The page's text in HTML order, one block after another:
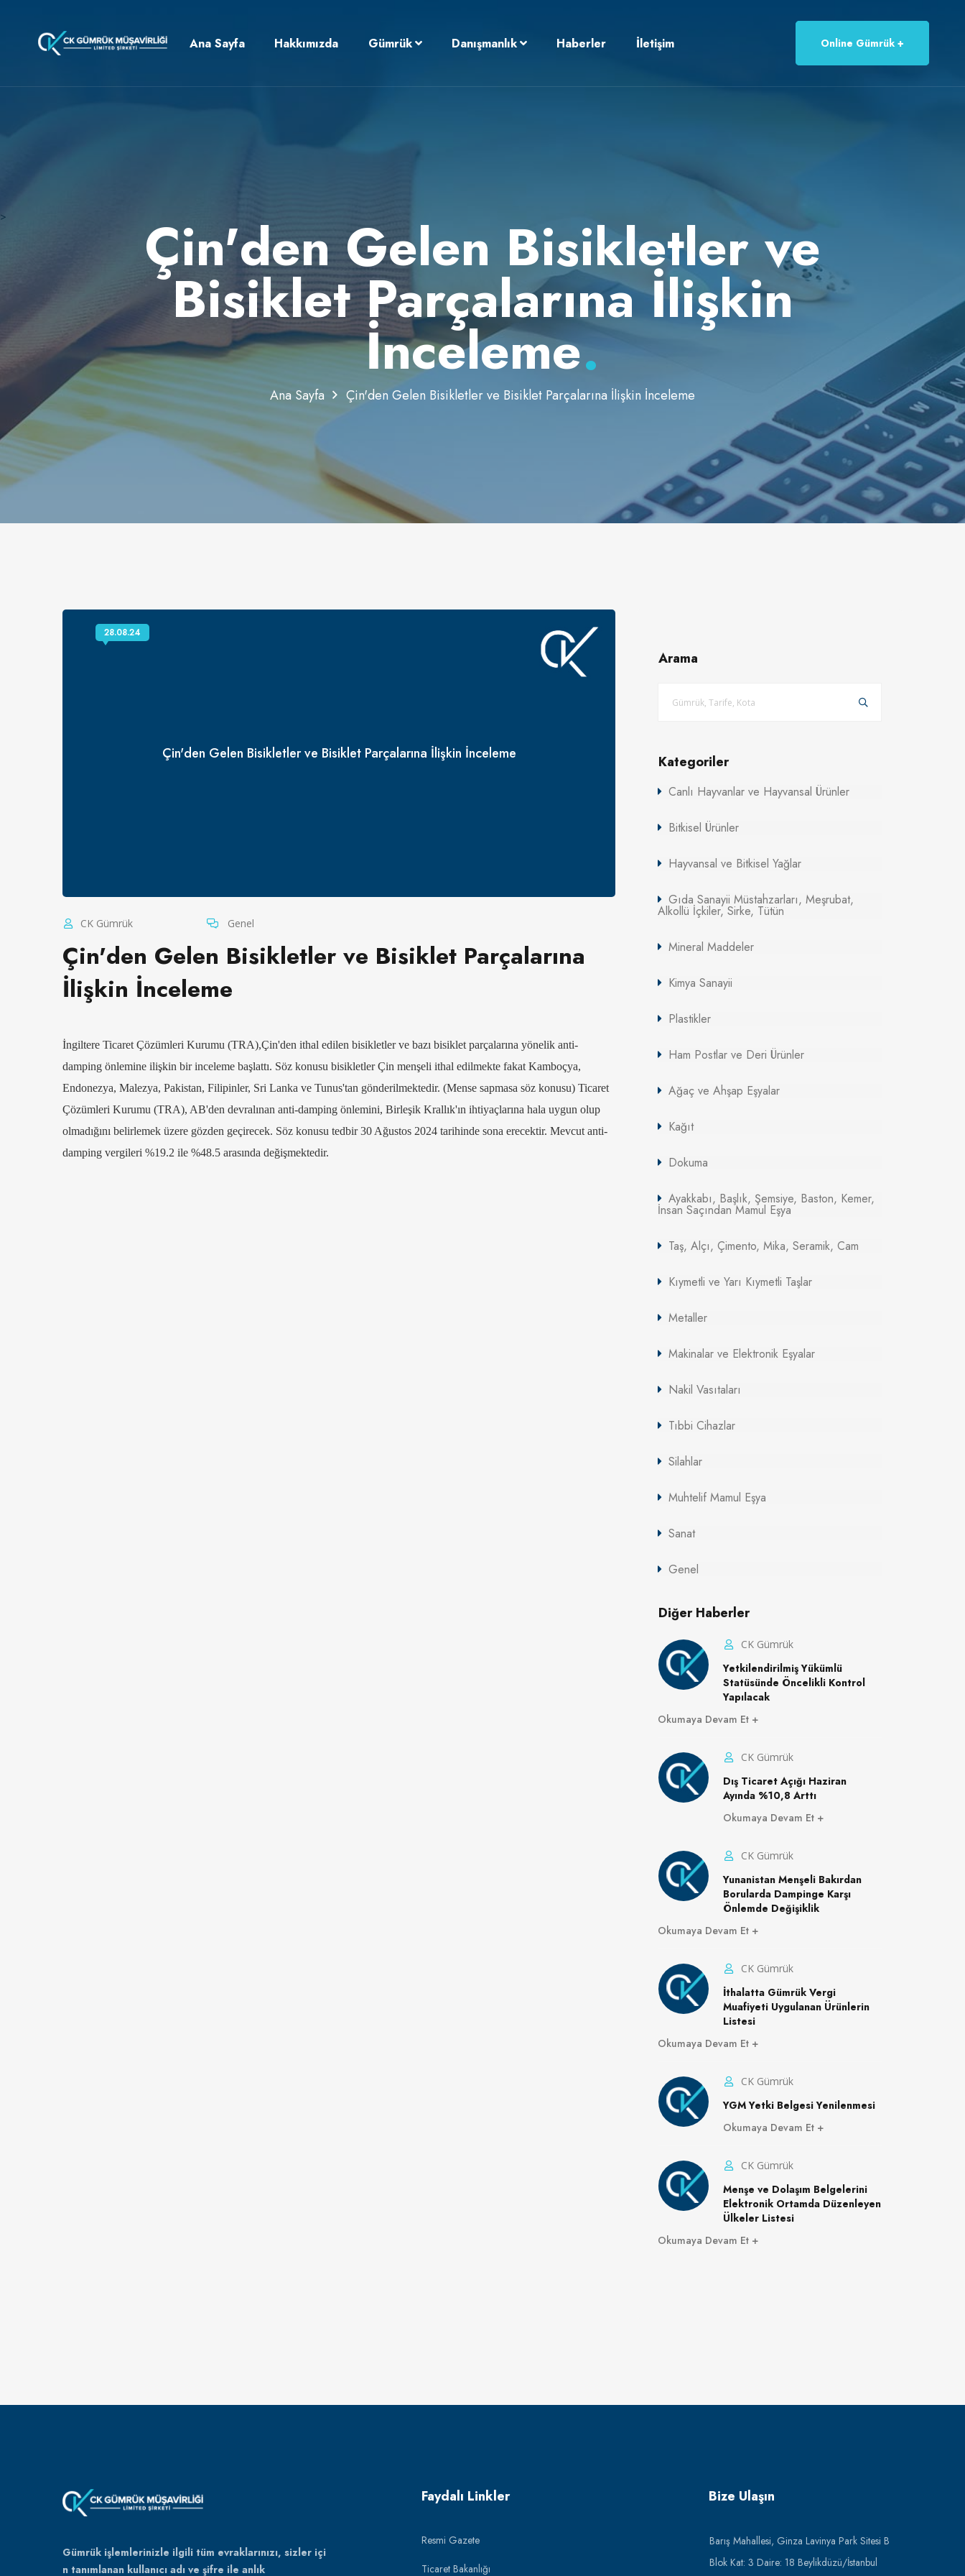
Ana Sayfa Hakkımızda Gümrük Danışmanlık Haberler İletişim Online Gümrük
> Çin'den Gelen Bisikletler ve
Bisiklet Parçalarına İlişkin
İnceleme.
Ana Sayfa Çin'den Gelen Bisikletler ve Bisiklet Parçalarına İlişkin İnceleme
Çin'den Gelen Bisikletler ve Bisiklet Parçalarına İlişkin İnceleme
28.08.24
CK Gümrük Genel
Çin'den Gelen Bisikletler ve Bisiklet Parçalarına
İlişkin İnceleme
İngiltere Ticaret Çözümleri Kurumu (TRA),Çin'den ithal edilen bisikletler ve bazı bisiklet parçalarına yönelik anti-
damping önlemine ilişkin bir inceleme başlattı. Söz konusu bisikletler Çin menşeli ithal edilmekte fakat Kamboçya,
Endonezya, Malezya, Pakistan, Filipinler, Sri Lanka ve Tunus'tan gönderilmektedir. (Mense sapmasa söz konusu) Ticaret
Çözümleri Kurumu (TRA), AB'den devralınan anti-damping önlemini, Birleşik Krallık'ın ihtiyaçlarına hala uygun olup
olmadığını belirlemek üzere gözden geçirecek. Söz konusu tedbir 30 Ağustos 2024 tarihinde sona erecektir. Mevcut anti-
damping vergileri %19.2 ile %48.5 arasında değişmektedir.
Arama
Kategoriler
Canlı Hayvanlar ve Hayvansal Ürünler
Bitkisel Ürünler
Hayvansal ve Bitkisel Yağlar
Gıda Sanayii Müstahzarları, Meşrubat,
Alkollü İçkiler, Sirke, Tütün
Mineral Maddeler
Kimya Sanayii
Plastikler
Ham Postlar ve Deri Ürünler
Ağaç ve Ahşap Eşyalar
Kağıt
Dokuma
Ayakkabı, Başlık, Şemsiye, Baston, Kemer,
İnsan Saçından Mamul Eşya
Taş, Alçı, Çimento, Mika, Seramik, Cam
Kıymetli ve Yarı Kıymetli Taşlar
Metaller
Makinalar ve Elektronik Eşyalar
Nakil Vasıtaları
Tıbbi Cihazlar
Silahlar
Muhtelif Mamul Eşya
Sanat
Genel
Diğer Haberler
CK Gümrük
Yetkilendirilmiş Yükümlü
Statüsünde Öncelikli Kontrol
Yapılacak
Okumaya Devam Et
CK Gümrük
Dış Ticaret Açığı Haziran
Ayında %10,8 Arttı
Okumaya Devam Et
CK Gümrük
Yunanistan Menşeli Bakırdan
Borularda Dampinge Karşı
Önlemde Değişiklik
Okumaya Devam Et
CK Gümrük
İthalatta Gümrük Vergi
Muafiyeti Uygulanan Ürünlerin
Listesi
Okumaya Devam Et
CK Gümrük
YGM Yetki Belgesi Yenilenmesi
Okumaya Devam Et
CK Gümrük
Menşe ve Dolaşım Belgelerini
Elektronik Ortamda Düzenleyen
Ülkeler Listesi
Okumaya Devam Et
Gümrük işlemlerinizle ilgili tüm evraklarınızı, sizler içi
n tanımlanan kullanıcı adı ve şifre ile anlık
Faydalı Linkler
Resmi Gazete
Ticaret Bakanlığı
Bize Ulaşın
Barış Mahallesi, Ginza Lavinya Park Sitesi B
Blok Kat: 3 Daire: 18 Beylikdüzü/İstanbul